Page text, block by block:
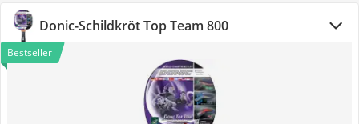
Donic-Schildkröt Top Team 800
Bestseller